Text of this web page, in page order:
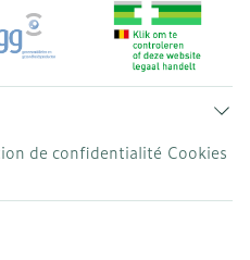
de confidentialité Cookies